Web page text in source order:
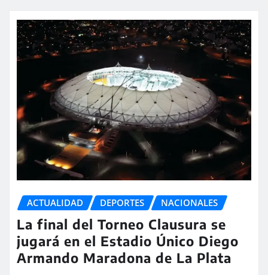
ACTUALIDAD DEPORTES NACIONALES
La final del Torneo Clausura se
jugará en el Estadio Único Diego
Armando Maradona de La Plata